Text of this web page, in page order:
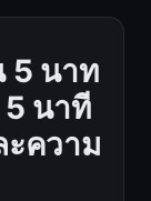
5 นาท
5 นาที
ะความ